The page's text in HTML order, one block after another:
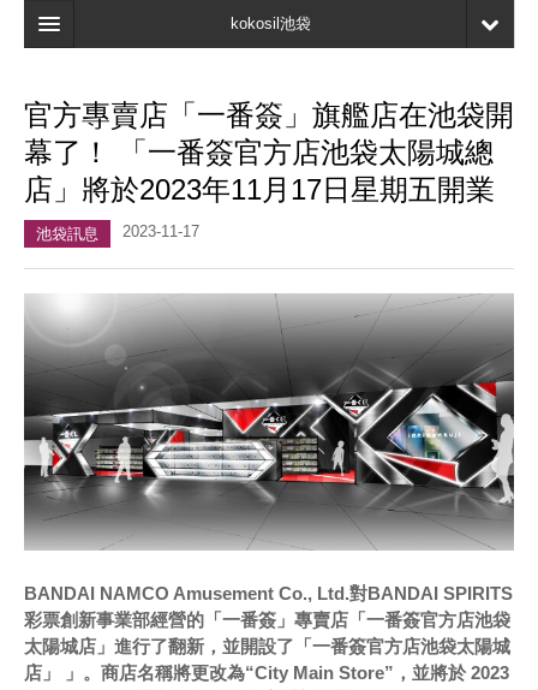
kokosil池袋
地圖
最新資訊
口碑
我的頁面
書簽
官方專賣店「一番簽」旗艦店在池袋開
幕了！ 「一番簽官方店池袋太陽城總
店」將於2023年11月17日星期五開業
池袋訊息 2023-11-17
BANDAI NAMCO Amusement Co., Ltd.對BANDAI SPIRITS
彩票創新事業部經營的「一番簽」專賣店「一番簽官方店池袋
太陽城店」進行了翻新，並開設了「一番簽官方店池袋太陽城
店」 」。商店名稱將更改為“City Main Store”，並將於 2023